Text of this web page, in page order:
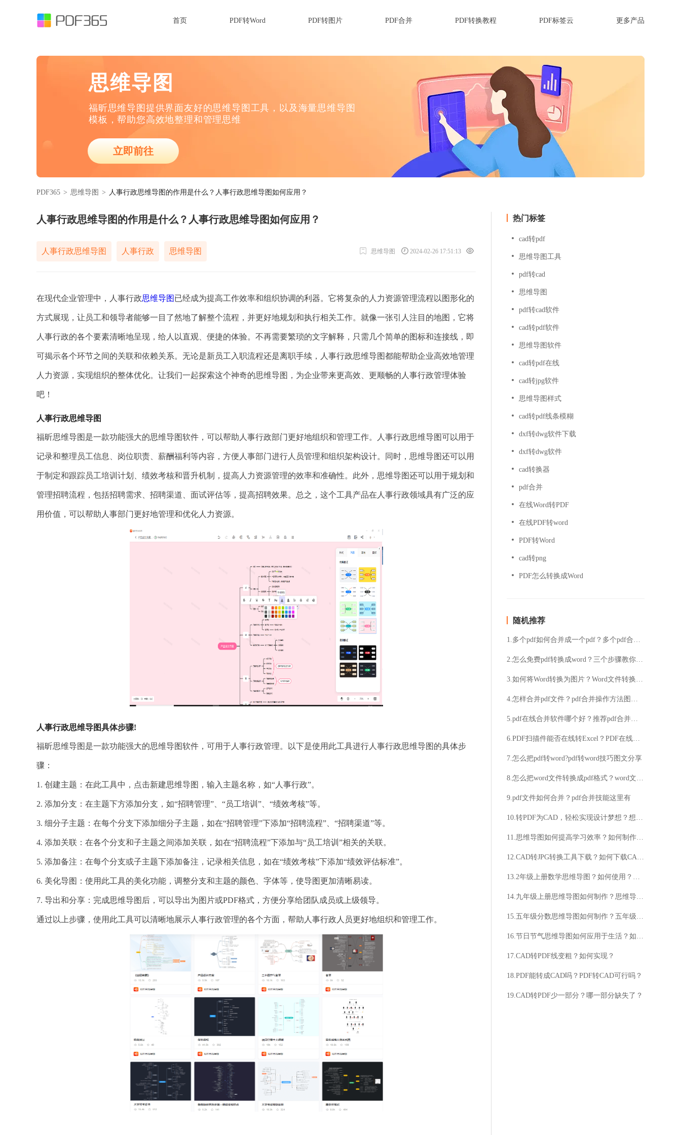
首页 PDF转Word PDF转图片 PDF合并 PDF转换教程 PDF标签云 更多产品
思维导图
福昕思维导图提供界面友好的思维导图工具，以及海量思维导图
模板，帮助您高效地整理和管理思维
立即前往
PDF365 > 思维导图 > 人事行政思维导图的作用是什么？人事行政思维导图如何应用？
人事行政思维导图的作用是什么？人事行政思维导图如何应用？
人事行政思维导图 人事行政 思维导图 思维导图 2024-02-26 17:51:13
在现代企业管理中，人事行政思维导图已经成为提高工作效率和组织协调的利器。它将复杂的人力资源管理流程以图形化的
方式展现，让员工和领导者能够一目了然地了解整个流程，并更好地规划和执行相关工作。就像一张引人注目的地图，它将
人事行政的各个要素清晰地呈现，给人以直观、便捷的体验。不再需要繁琐的文字解释，只需几个简单的图标和连接线，即
可揭示各个环节之间的关联和依赖关系。无论是新员工入职流程还是离职手续，人事行政思维导图都能帮助企业高效地管理
人力资源，实现组织的整体优化。让我们一起探索这个神奇的思维导图，为企业带来更高效、更顺畅的人事行政管理体验
吧！
人事行政思维导图
福昕思维导图是一款功能强大的思维导图软件，可以帮助人事行政部门更好地组织和管理工作。人事行政思维导图可以用于
记录和整理员工信息、岗位职责、薪酬福利等内容，方便人事部门进行人员管理和组织架构设计。同时，思维导图还可以用
于制定和跟踪员工培训计划、绩效考核和晋升机制，提高人力资源管理的效率和准确性。此外，思维导图还可以用于规划和
管理招聘流程，包括招聘需求、招聘渠道、面试评估等，提高招聘效果。总之，这个工具产品在人事行政领域具有广泛的应
用价值，可以帮助人事部门更好地管理和优化人力资源。
人事行政思维导图具体步骤!
福昕思维导图是一款功能强大的思维导图软件，可用于人事行政管理。以下是使用此工具进行人事行政思维导图的具体步
骤：
1. 创建主题：在此工具中，点击新建思维导图，输入主题名称，如“人事行政”。
2. 添加分支：在主题下方添加分支，如“招聘管理”、“员工培训”、“绩效考核”等。
3. 细分子主题：在每个分支下添加细分子主题，如在“招聘管理”下添加“招聘流程”、“招聘渠道”等。
4. 添加关联：在各个分支和子主题之间添加关联，如在“招聘流程”下添加与“员工培训”相关的关联。
5. 添加备注：在每个分支或子主题下添加备注，记录相关信息，如在“绩效考核”下添加“绩效评估标准”。
6. 美化导图：使用此工具的美化功能，调整分支和主题的颜色、字体等，使导图更加清晰易读。
7. 导出和分享：完成思维导图后，可以导出为图片或PDF格式，方便分享给团队成员或上级领导。
通过以上步骤，使用此工具可以清晰地展示人事行政管理的各个方面，帮助人事行政人员更好地组织和管理工作。
热门标签
cad转pdf
思维导图工具
pdf转cad
思维导图
pdf转cad软件
cad转pdf软件
思维导图软件
cad转pdf在线
cad转jpg软件
思维导图样式
cad转pdf线条模糊
dxf转dwg软件下载
dxf转dwg软件
cad转换器
pdf合并
在线Word转PDF
在线PDF转word
PDF转Word
cad转png
PDF怎么转换成Word
随机推荐
1.多个pdf如何合并成一个pdf？多个pdf合并成一个pdf的方法推荐
2.怎么免费pdf转换成word？三个步骤教你快速解决
3.如何将Word转换为图片？Word文件转换为图片格式的方法
4.怎样合并pdf文件？pdf合并操作方法图文分享
5.pdf在线合并软件哪个好？推荐pdf合并的工具
6.PDF扫描件能否在线转Excel？PDF在线转Excel技巧分享
7.怎么把pdf转word?pdf转word技巧图文分享
8.怎么把word文件转换成pdf格式？word文件转为pdf文件的教程分享
9.pdf文件如何合并？pdf合并技能这里有
10.转PDF为CAD，轻松实现设计梦想？想知道如何将PDF转为CAD文件吗？
11.思维导图如何提高学习效率？如何制作出独特的思维导图？
12.CAD转JPG转换工具下载？如何下载CAD转JPG转换工具？
13.2年级上册数学思维导图？如何使用？思维导图有什么作用？
14.九年级上册思维导图如何制作？思维导图如何提高学习效果？
15.五年级分数思维导图如何制作？五年级分数思维导图有什么作用？
16.节日节气思维导图如何应用于生活？如何提升思维能力？
17.CAD转PDF线变粗？如何实现？
18.PDF能转成CAD吗？PDF转CAD可行吗？
19.CAD转PDF少一部分？哪一部分缺失了？